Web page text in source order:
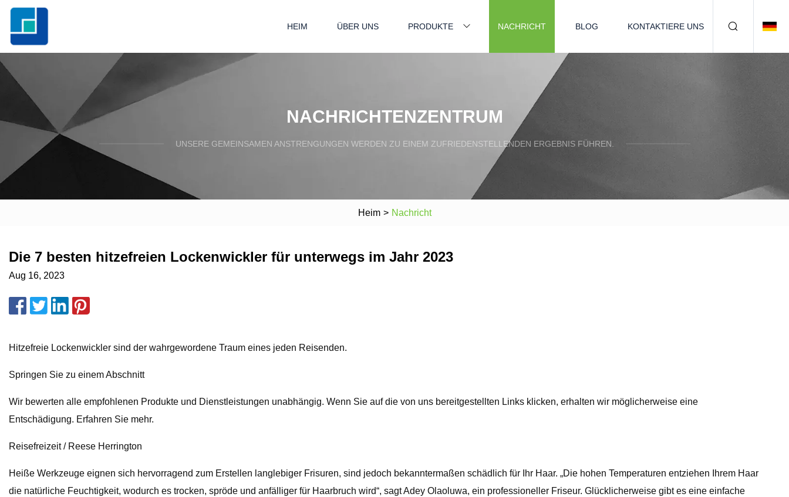
HEIM ÜBER UNS PRODUKTE NACHRICHT BLOG KONTAKTIERE UNS
NACHRICHTENZENTRUM
UNSERE GEMEINSAMEN ANSTRENGUNGEN WERDEN ZU EINEM ZUFRIEDENSTELLENDEN ERGEBNIS FÜHREN.
Heim > Nachricht
Die 7 besten hitzefreien Lockenwickler für unterwegs im Jahr 2023
Aug 16, 2023
Hitzefreie Lockenwickler sind der wahrgewordene Traum eines jeden Reisenden.
Springen Sie zu einem Abschnitt
Wir bewerten alle empfohlenen Produkte und Dienstleistungen unabhängig. Wenn Sie auf die von uns bereitgestellten Links klicken, erhalten wir möglicherweise eine
Entschädigung. Erfahren Sie mehr.
Reisefreizeit / Reese Herrington
Heiße Werkzeuge eignen sich hervorragend zum Erstellen langlebiger Frisuren, sind jedoch bekanntermaßen schädlich für Ihr Haar. „Die hohen Temperaturen entziehen Ihrem Haar
die natürliche Feuchtigkeit, wodurch es trocken, spröde und anfälliger für Haarbruch wird“, sagt Adey Olaoluwa, ein professioneller Friseur. Glücklicherweise gibt es eine einfache